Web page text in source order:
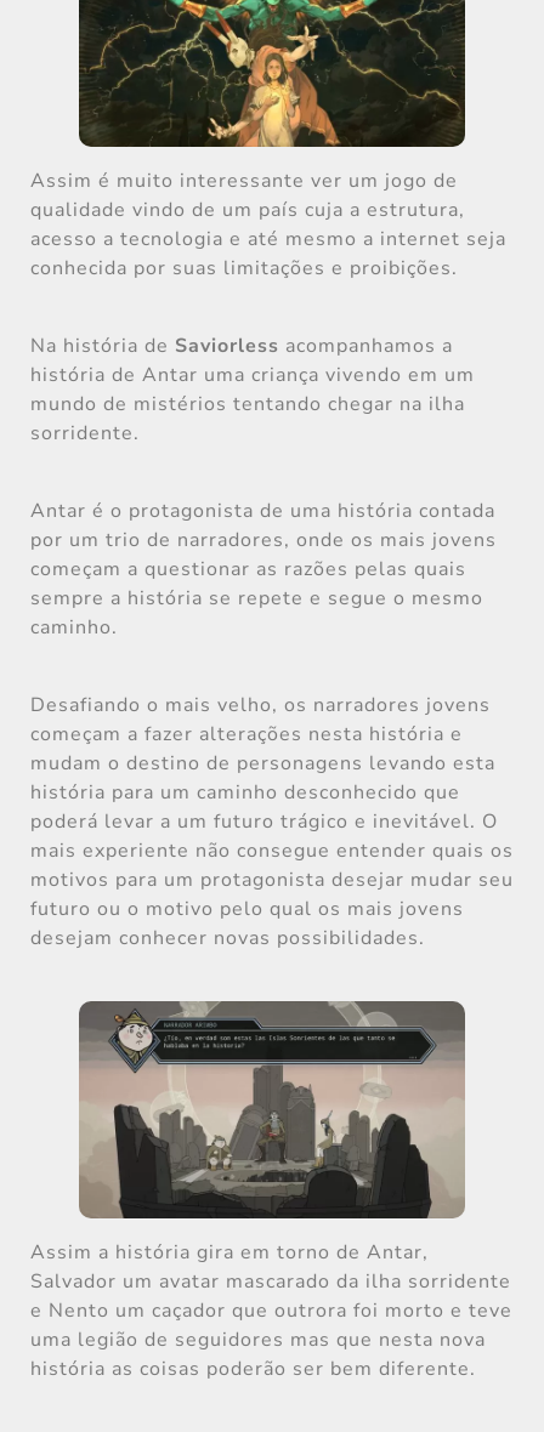
Assim é muito interessante ver um jogo de
qualidade vindo de um país cuja a estrutura,
acesso a tecnologia e até mesmo a internet seja
conhecida por suas limitações e proibições.
Na história de Saviorless acompanhamos a
história de Antar uma criança vivendo em um
mundo de mistérios tentando chegar na ilha
sorridente.
Antar é o protagonista de uma história contada
por um trio de narradores, onde os mais jovens
começam a questionar as razões pelas quais
sempre a história se repete e segue o mesmo
caminho.
Desafiando o mais velho, os narradores jovens
começam a fazer alterações nesta história e
mudam o destino de personagens levando esta
história para um caminho desconhecido que
poderá levar a um futuro trágico e inevitável. O
mais experiente não consegue entender quais os
motivos para um protagonista desejar mudar seu
futuro ou o motivo pelo qual os mais jovens
desejam conhecer novas possibilidades.
Assim a história gira em torno de Antar,
Salvador um avatar mascarado da ilha sorridente
e Nento um caçador que outrora foi morto e teve
uma legião de seguidores mas que nesta nova
história as coisas poderão ser bem diferente.